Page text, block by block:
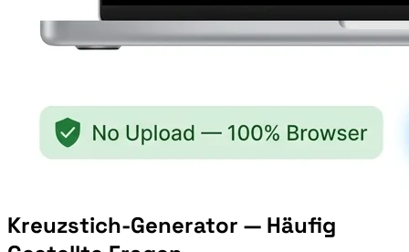
Kreuzstich-Generator — Häufig